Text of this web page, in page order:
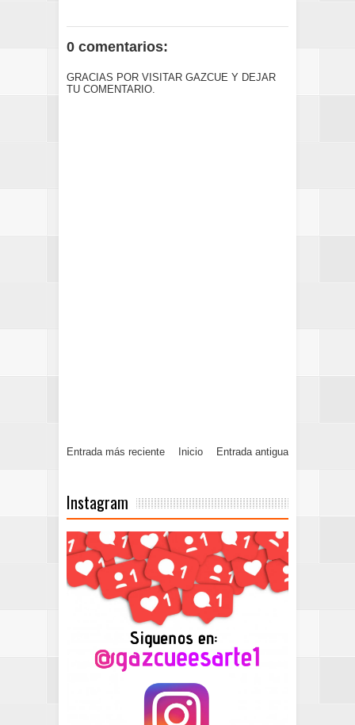
0 comentarios:
GRACIAS POR VISITAR GAZCUE Y DEJAR
TU COMENTARIO.
Entrada más reciente Entrada antigua
Inicio
Instagram